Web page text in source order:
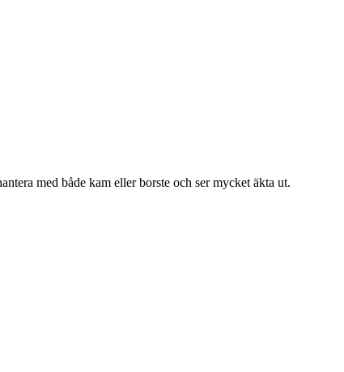
med både kam eller borste och ser mycket äkta ut.